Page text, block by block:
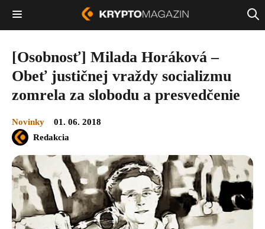
[Osobnosť] Milada Horáková –
Obeť justičnej vraždy socializmu
zomrela za slobodu a presvedčenie
Novinky
01. 06. 2018
Redakcia